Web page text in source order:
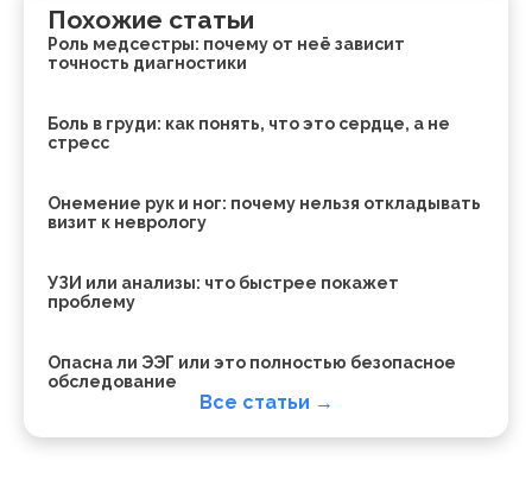
Похожие статьи
Роль медсестры: почему от неё зависит
точность диагностики
Боль в груди: как понять, что это сердце, а не
стресс
Онемение рук и ног: почему нельзя откладывать
визит к неврологу
УЗИ или анализы: что быстрее покажет
проблему
Опасна ли ЭЭГ или это полностью безопасное
обследование
Все статьи →